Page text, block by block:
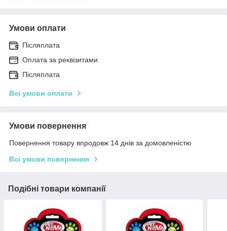
Умови оплати
Післяплата
Оплата за реквізитами
Післяплата
Всі умови оплати
Умови повернення
Повернення товару впродовж 14 днів за домовленістю
Всі умови повернення
Подібні товари компанії